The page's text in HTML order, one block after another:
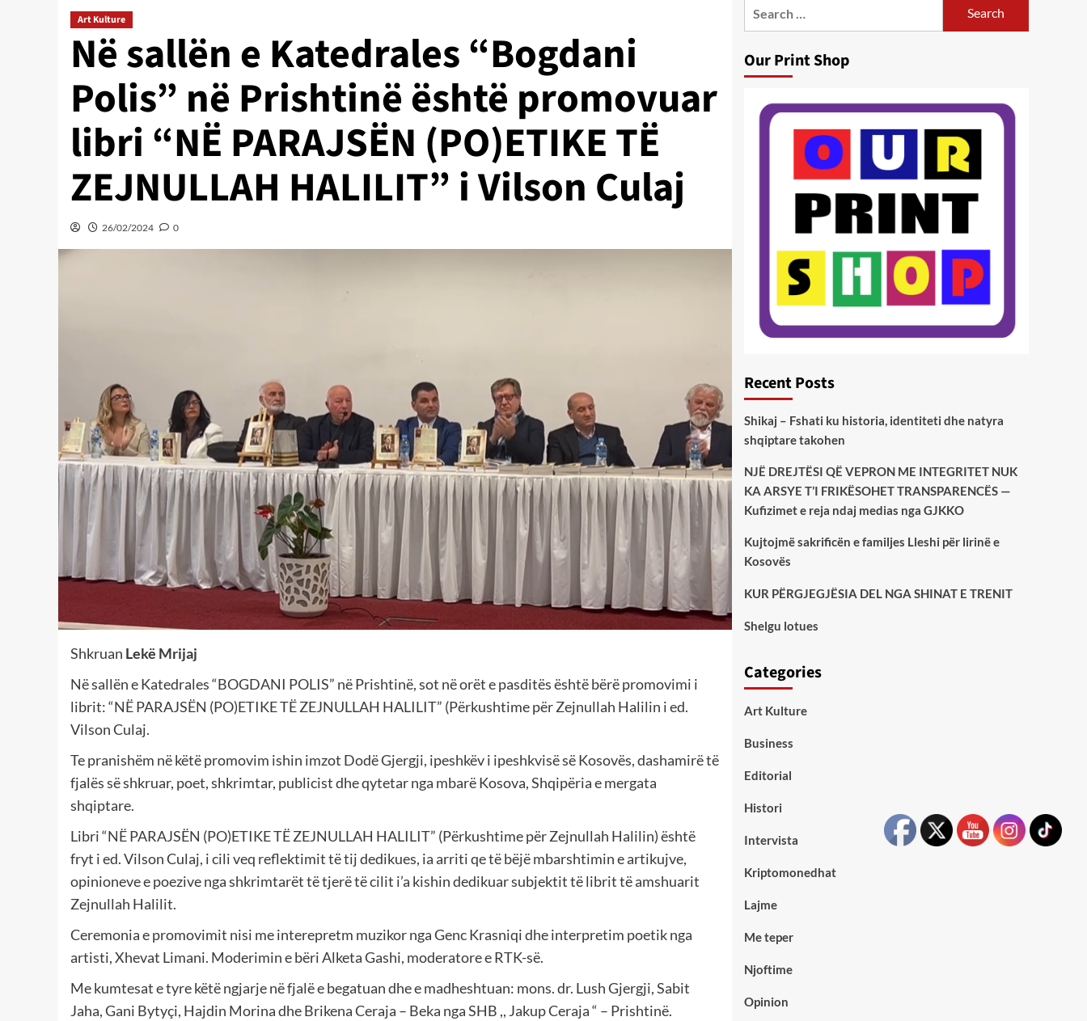
Art Kulture
Në sallën e Katedrales “Bogdani
Polis” në Prishtinë është promovuar
libri “NË PARAJSËN (PO)ETIKE TË
ZEJNULLAH HALILIT” i Vilson Culaj
26/02/2024 0
Shkruan Lekë Mrijaj
Në sallën e Katedrales “BOGDANI POLIS” në Prishtinë, sot në orët e pasditës është bërë promovimi i
librit: “NË PARAJSËN (PO)ETIKE TË ZEJNULLAH HALILIT” (Përkushtime për Zejnullah Halilin i ed.
Vilson Culaj.
Te pranishëm në këtë promovim ishin imzot Dodë Gjergji, ipeshkëv i ipeshkvisë së Kosovës, dashamirë të
fjalës së shkruar, poet, shkrimtar, publicist dhe qytetar nga mbarë Kosova, Shqipëria e mergata
shqiptare.
Libri “NË PARAJSËN (PO)ETIKE TË ZEJNULLAH HALILIT” (Përkushtime për Zejnullah Halilin) është
fryt i ed. Vilson Culaj, i cili veq reflektimit të tij dedikues, ia arriti qe të bëjë mbarshtimin e artikujve,
opinioneve e poezive nga shkrimtarët të tjerë të cilit i’a kishin dedikuar subjektit të librit të amshuarit
Zejnullah Halilit.
Ceremonia e promovimit nisi me interepretm muzikor nga Genc Krasniqi dhe interpretim poetik nga
artisti, Xhevat Limani. Moderimin e bëri Alketa Gashi, moderatore e RTK-së.
Me kumtesat e tyre këtë ngjarje në fjalë e begatuan dhe e madheshtuan: mons. dr. Lush Gjergji, Sabit
Jaha, Gani Bytyçi, Hajdin Morina dhe Brikena Ceraja – Beka nga SHB ,, Jakup Ceraja “ – Prishtinë.
Our Print Shop
Recent Posts
Shikaj – Fshati ku historia, identiteti dhe natyra
shqiptare takohen
NJË DREJTËSI QË VEPRON ME INTEGRITET NUK
KA ARSYE T’I FRIKËSOHET TRANSPARENCËS —
Kufizimet e reja ndaj medias nga GJKKO
Kujtojmë sakrificën e familjes Lleshi për lirinë e
Kosovës
KUR PËRGJEGJËSIA DEL NGA SHINAT E TRENIT
Shelgu lotues
Categories
Art Kulture
Business
Editorial
Histori
Intervista
Kriptomonedhat
Lajme
Me teper
Njoftime
Opinion